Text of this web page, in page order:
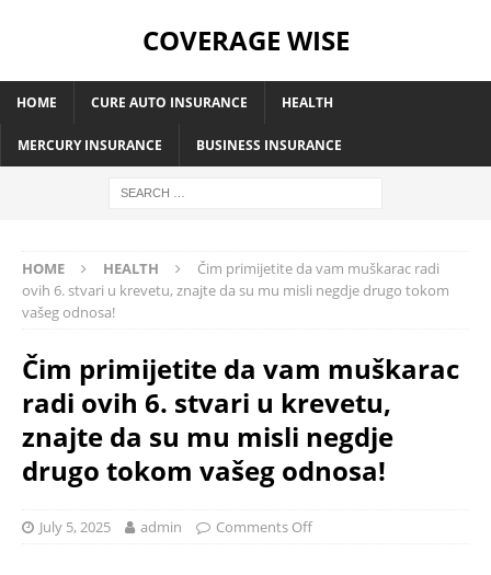
COVERAGE WISE
HOME CURE AUTO INSURANCE HEALTH
MERCURY INSURANCE BUSINESS INSURANCE
HOME HEALTH
Čim primijetite da vam muškarac radi
ovih 6. stvari u krevetu, znajte da su mu misli negdje drugo tokom
vašeg odnosa!
Čim primijetite da vam muškarac
radi ovih 6. stvari u krevetu,
znajte da su mu misli negdje
drugo tokom vašeg odnosa!
July 5, 2025 admin Comments Off